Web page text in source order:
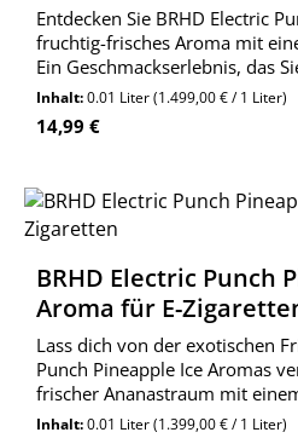
Entdecken Sie BRHD Electric
fruchtig-frisches Aroma mit
Ein Geschmackserlebnis, das
Perfekt für alle, die das
Inhalt:0.01 Liter(1.499,00 € / 1 Liter)
Regulärer Preis:
14,99 €
BRHD Electric Punch
Aroma für E-
Lass dich von der exotischen
Punch Pineapple Ice Aromas
frischer Ananastraum mit
alle Ananas-Liebhaber!
Inhalt:0.01 Liter(1.399,00 € / 1 Liter)